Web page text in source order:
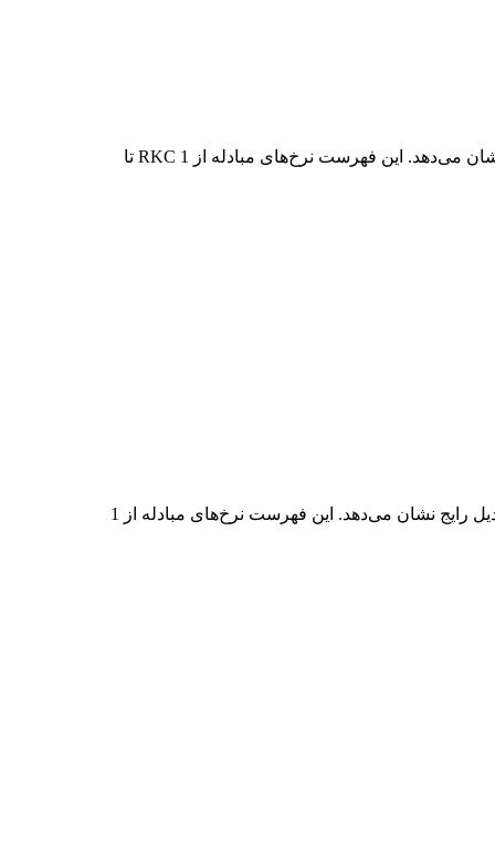
در جدول بالا، نمودار داده‌های تبدیل جامع RKC به TWD را مشاهده می‌کنید که رابطه ارزش دلار را در مقادیر مختلف تبدیل رایج نشان می‌دهد. این فهرست نرخ‌های مبادله از 1 RKC تا
در جدول بالا، نمودار داده‌های تبدیل جامع TWD به RKC را مشاهده می‌کنید که رابطه ارزش TWD و RKC را در مقادیر مختلف تبدیل رایج نشان می‌دهد. این فهرست نرخ‌های مبادله از 1